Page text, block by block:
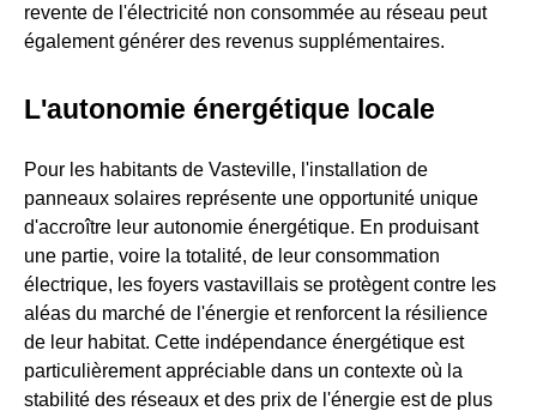
revente de l'électricité non consommée au réseau peut
également générer des revenus supplémentaires.
L'autonomie énergétique locale
Pour les habitants de Vasteville, l'installation de
panneaux solaires représente une opportunité unique
d'accroître leur autonomie énergétique. En produisant
une partie, voire la totalité, de leur consommation
électrique, les foyers vastavillais se protègent contre les
aléas du marché de l'énergie et renforcent la résilience
de leur habitat. Cette indépendance énergétique est
particulièrement appréciable dans un contexte où la
stabilité des réseaux et des prix de l'énergie est de plus